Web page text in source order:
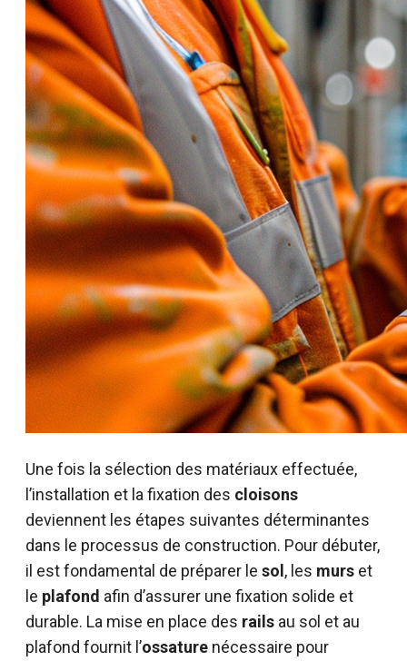
Une fois la sélection des matériaux effectuée,
l’installation et la fixation des cloisons
deviennent les étapes suivantes déterminantes
dans le processus de construction. Pour débuter,
il est fondamental de préparer le sol , les murs et
le plafond afin d’assurer une fixation solide et
durable. La mise en place des rails au sol et au
plafond fournit l’ossature nécessaire pour